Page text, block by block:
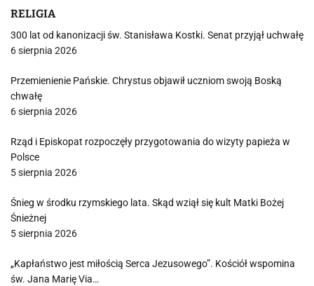
RELIGIA
300 lat od kanonizacji św. Stanisława Kostki. Senat przyjął uchwałę
6 sierpnia 2026
Przemienienie Pańskie. Chrystus objawił uczniom swoją Boską
chwałę
6 sierpnia 2026
Rząd i Episkopat rozpoczęły przygotowania do wizyty papieża w
Polsce
5 sierpnia 2026
Śnieg w środku rzymskiego lata. Skąd wziął się kult Matki Bożej
Śnieżnej
5 sierpnia 2026
„Kapłaństwo jest miłością Serca Jezusowego”. Kościół wspomina
św. Jana Marię Via…